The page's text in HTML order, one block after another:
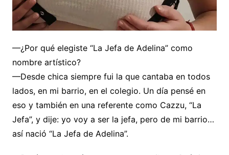
—¿Por qué elegiste “La Jefa de Adelina” como
nombre artístico?
—Desde chica siempre fui la que cantaba en todos
lados, en mi barrio, en el colegio. Un día pensé en
eso y también en una referente como Cazzu, “La
Jefa”, y dije: yo voy a ser la jefa, pero de mi barrio…
así nació “La Jefa de Adelina”.